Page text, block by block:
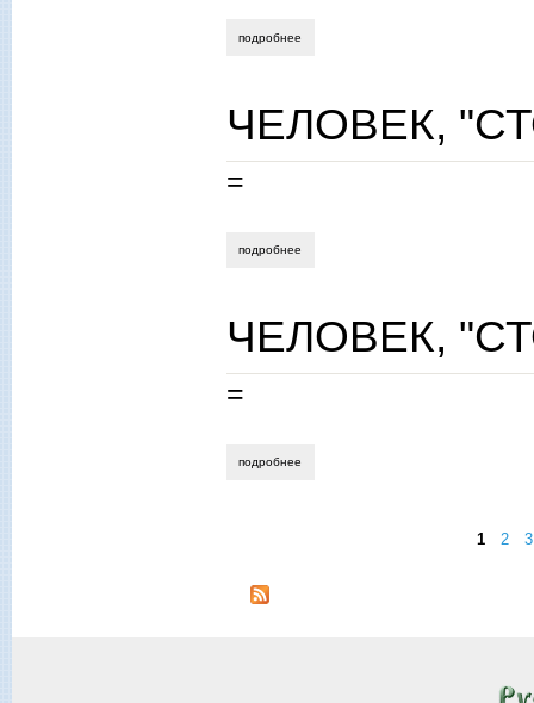
подробнее
ЧЕЛОВЕК,
=
подробнее
ЧЕЛОВЕК,
=
подробнее
1 2 3